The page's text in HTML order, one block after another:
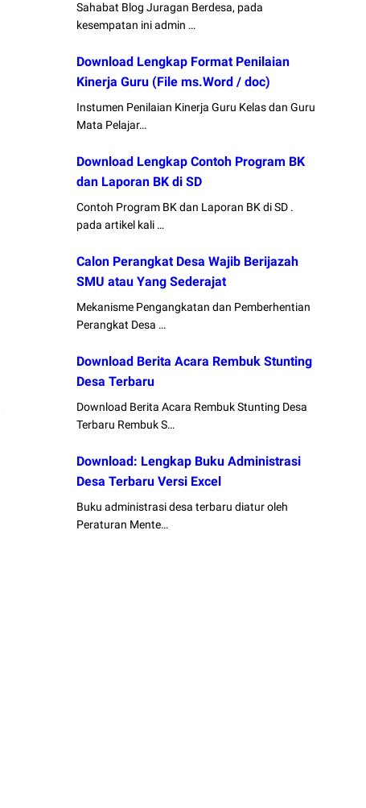
Sahabat Blog Juragan Berdesa, pada
kesempatan ini admin …
Download Lengkap Format Penilaian
Kinerja Guru (File ms.Word / doc)
Instumen Penilaian Kinerja Guru Kelas dan Guru
Mata Pelajar…
Download Lengkap Contoh Program BK
dan Laporan BK di SD
Contoh Program BK dan Laporan BK di SD .
pada artikel kali …
Calon Perangkat Desa Wajib Berijazah
SMU atau Yang Sederajat
Mekanisme Pengangkatan dan Pemberhentian
Perangkat Desa …
Download Berita Acara Rembuk Stunting
Desa Terbaru
Download Berita Acara Rembuk Stunting Desa
Terbaru Rembuk S…
Download: Lengkap Buku Administrasi
Desa Terbaru Versi Excel
Buku administrasi desa terbaru diatur oleh
Peraturan Mente…